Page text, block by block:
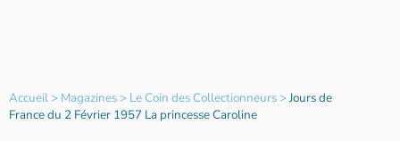
Accueil> Magazines> Le Coin des Collectionneurs>Jours de
France du 2 Février 1957 La princesse Caroline